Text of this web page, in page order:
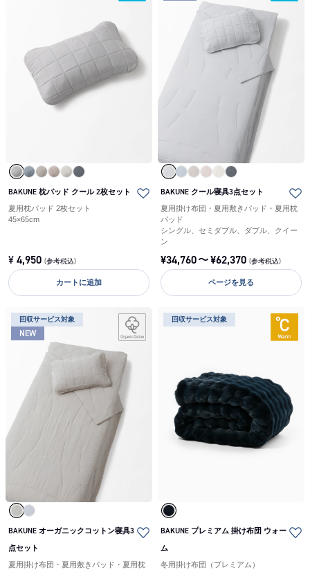
BAKUNE 枕パッド クール 2枚セット
夏用枕パッド 2枚セット
45×65cm
¥ 4,950 (参考税込)
カートに追加
BAKUNE クール寝具3点セット
夏用掛け布団・夏用敷きパッド・夏用枕
パッド
シングル、セミダブル、ダブル、クイー
ン
¥34,760〜¥62,370 (参考税込)
ページを見る
回収サービス対象
NEW
BAKUNE オーガニックコットン寝具3
点セット
夏用掛け布団・夏用敷きパッド・夏用枕
回収サービス対象
BAKUNE プレミアム 掛け布団 ウォー
ム
冬用掛け布団（プレミアム）